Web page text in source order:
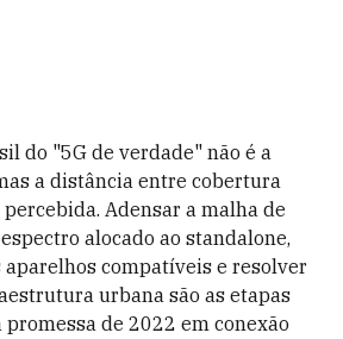
do "5G de verdade" não é a
a distância entre cobertura
Adensar a malha de
alocado ao standalone,
compatíveis e resolver
urbana são as etapas
de 2022 em conexão